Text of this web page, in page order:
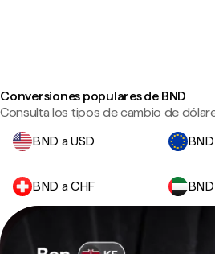
Conversiones populares de BND
Consulta los tipos de cambio de
BND a USD
BND
BND a CHF